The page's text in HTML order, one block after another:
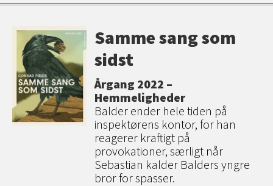
Samme sang som
sidst
Årgang 2022 –
Hemmeligheder
Balder ender hele tiden på
inspektørens kontor, for han
reagerer kraftigt på
provokationer, særligt når
Sebastian kalder Balders yngre
bror for spasser.